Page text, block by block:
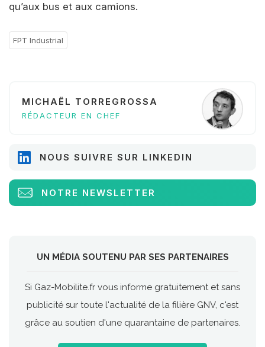
qu’aux bus et aux camions.
FPT Industrial
MICHAËL TORREGROSSA
RÉDACTEUR EN CHEF
NOUS SUIVRE SUR LINKEDIN
NOTRE NEWSLETTER
UN MÉDIA SOUTENU PAR SES PARTENAIRES
Si Gaz-Mobilite.fr vous informe gratuitement et sans
publicité sur toute l'actualité de la filière GNV, c'est
grâce au soutien d'une quarantaine de partenaires.